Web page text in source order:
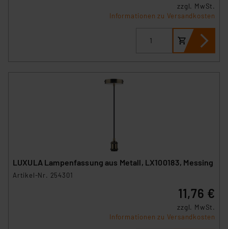
zzgl. MwSt.
Informationen zu Versandkosten
LUXULA Lampenfassung aus Metall, LX100183, Messing
Artikel-Nr. 254301
11,76 €
zzgl. MwSt.
Informationen zu Versandkosten